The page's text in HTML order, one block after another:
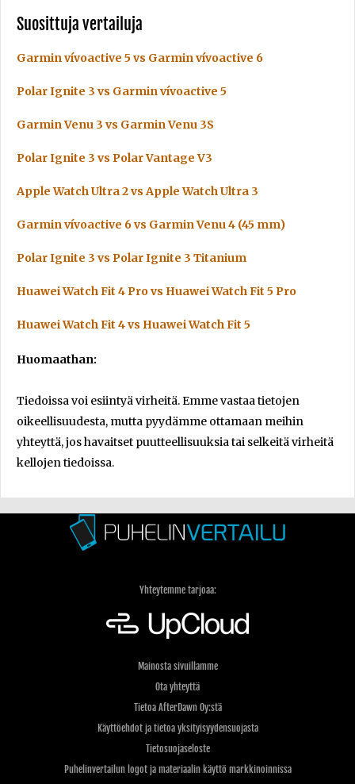
Suosittuja vertailuja
Garmin vívoactive 5 vs Garmin vívoactive 6
Polar Ignite 3 vs Garmin vívoactive 5
Garmin Venu 3 vs Garmin Venu 3S
Polar Ignite 3 vs Polar Vantage V3
Apple Watch Ultra 2 vs Apple Watch Ultra 3
Garmin vívoactive 6 vs Garmin Venu 4 (45 mm)
Polar Ignite 3 vs Polar Ignite 3 Titanium
Huawei Watch Fit 4 Pro vs Huawei Watch Fit 5 Pro
Huawei Watch Fit 4 vs Huawei Watch Fit 5
Huomaathan:
Tiedoissa voi esiintyä virheitä. Emme vastaa tietojen
oikeellisuudesta, mutta pyydämme ottamaan meihin
yhteyttä, jos havaitset puutteellisuuksia tai selkeitä virheitä
kellojen tiedoissa.
Yhteytemme tarjoaa:
Mainosta sivuillamme
Ota yhteyttä
Tietoa AfterDawn Oy:stä
Käyttöehdot ja tietoa yksityisyydensuojasta
Tietosuojaseloste
Puhelinvertailun logot ja materiaalin käyttö markkinoinnissa